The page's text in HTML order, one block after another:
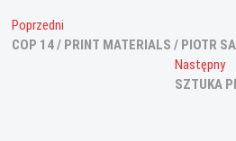
Nawigacja
wpisu
Poprzedni
wpis:
COP 14 / PRINT MATERIALS / PIOTR
Następny
SZTUKA